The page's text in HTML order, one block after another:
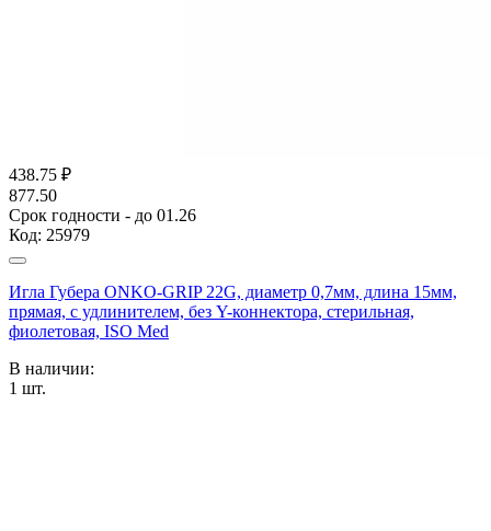
438.75 ₽
877.50
Срок годности - до 01.26
Код: 25979
Игла Губера ONKO-GRIP 22G, диаметр 0,7мм, длина 15мм,
прямая, с удлинителем, без Y-коннектора, стерильная,
фиолетовая, ISO Med
В наличии:
1 шт.